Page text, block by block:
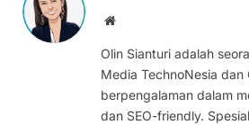
Website
Olin Sianturi adalah
Media TechnoNesia dan
berpengalaman dalam
dan SEO-friendly.